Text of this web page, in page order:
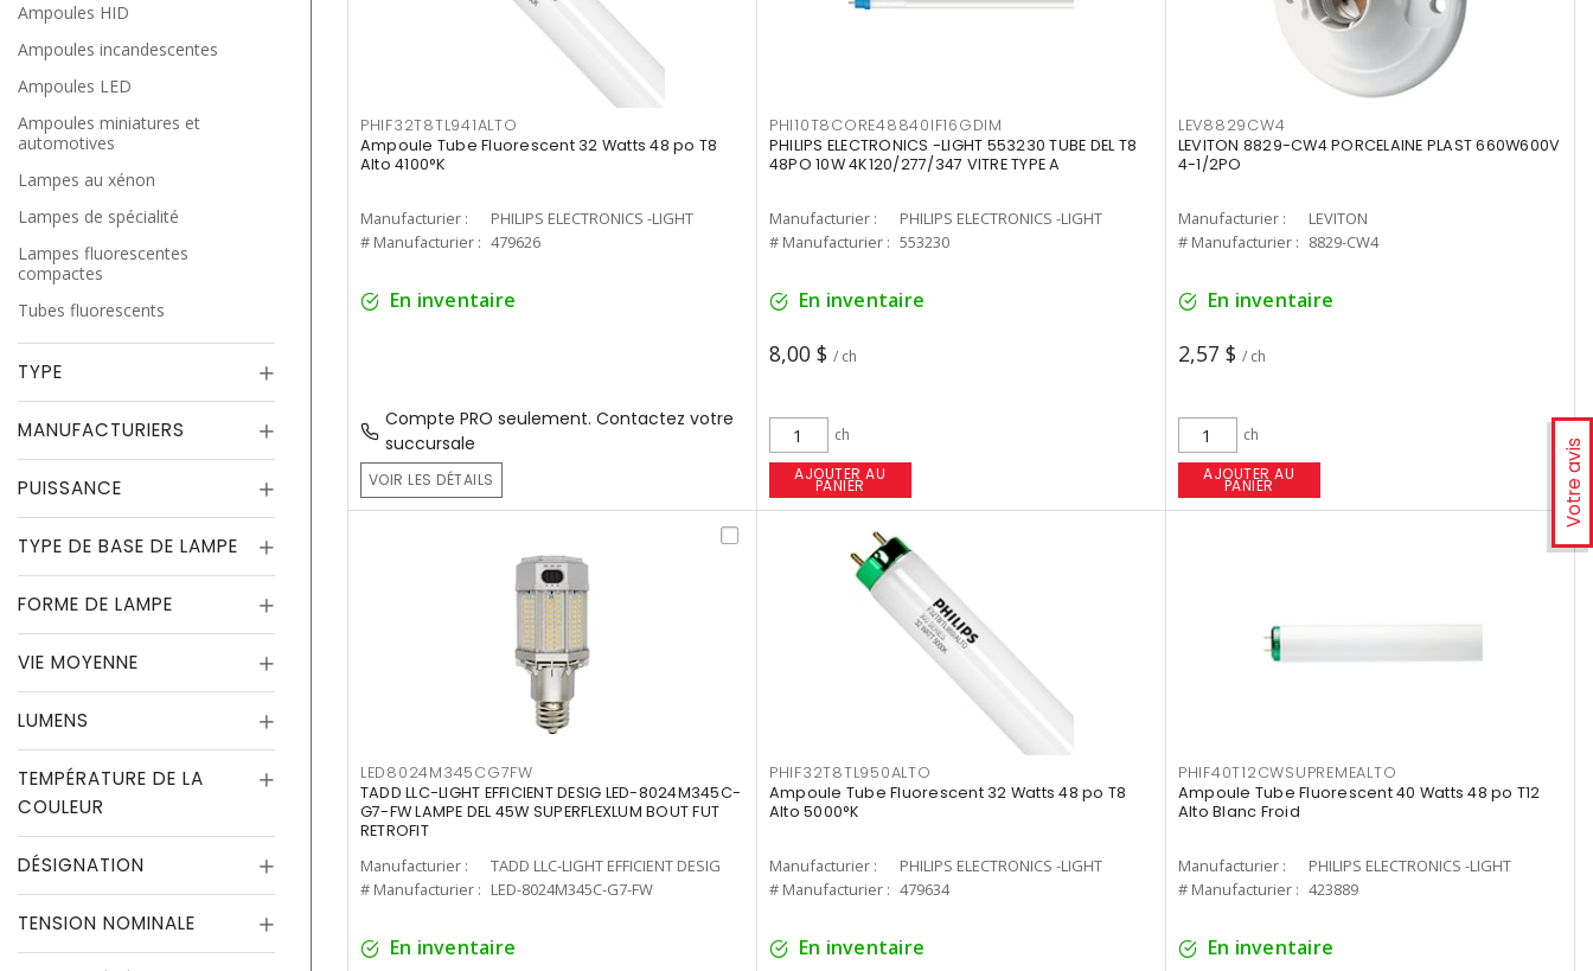
Votre avis
Ampoules HID
Ampoules incandescentes
Ampoules LED
Ampoules miniatures et
automotives
Lampes au xénon
Lampes de spécialité
Lampes fluorescentes
compactes
Tubes fluorescents
TYPE
MANUFACTURIERS
PUISSANCE
TYPE DE BASE DE LAMPE
FORME DE LAMPE
VIE MOYENNE
LUMENS
TEMPÉRATURE DE LA
COULEUR
DÉSIGNATION
TENSION NOMINALE
PHIF32T8TL941ALTO
Ampoule Tube Fluorescent 32 Watts 48 po T8
Alto 4100°K
Manufacturier :
PHILIPS ELECTRONICS -LIGHT
# Manufacturier : 479626
En inventaire
Compte PRO seulement. Contactez votre
succursale
VOIR LES DÉTAILS
PHI10T8CORE48840IF16GDIM
PHILIPS ELECTRONICS -LIGHT 553230 TUBE DEL T8
48PO 10W 4K120/277/347 VITRE TYPE A
Manufacturier :
PHILIPS ELECTRONICS -LIGHT
# Manufacturier : 553230
En inventaire
8,00 $ / ch
ch
AJOUTER AU
PANIER
LEV8829CW4
LEVITON 8829-CW4 PORCELAINE PLAST 660W600V
4-1/2PO
Manufacturier :
LEVITON
# Manufacturier : 8829-CW4
En inventaire
2,57 $ / ch
ch
AJOUTER AU
PANIER
LED8024M345CG7FW
TADD LLC-LIGHT EFFICIENT DESIG LED-8024M345C-
G7-FW LAMPE DEL 45W SUPERFLEXLUM BOUT FUT
RETROFIT
Manufacturier :
TADD LLC-LIGHT EFFICIENT DESIG
# Manufacturier : LED-8024M345C-G7-FW
En inventaire
PHIF32T8TL950ALTO
Ampoule Tube Fluorescent 32 Watts 48 po T8
Alto 5000°K
Manufacturier :
PHILIPS ELECTRONICS -LIGHT
# Manufacturier : 479634
En inventaire
PHIF40T12CWSUPREMEALTO
Ampoule Tube Fluorescent 40 Watts 48 po T12
Alto Blanc Froid
Manufacturier :
PHILIPS ELECTRONICS -LIGHT
# Manufacturier : 423889
En inventaire